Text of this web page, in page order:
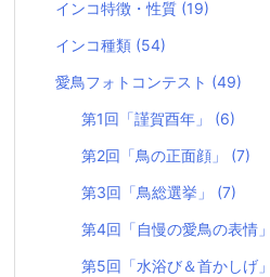
インコ特徴・性質 (19)
インコ種類 (54)
愛鳥フォトコンテスト (49)
第1回「謹賀酉年」 (6)
第2回「鳥の正面顔」 (7)
第3回「鳥総選挙」 (7)
第4回「自慢の愛鳥の表情」
第5回「水浴び＆首かしげ」